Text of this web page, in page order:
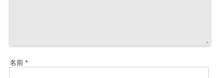
名前 *